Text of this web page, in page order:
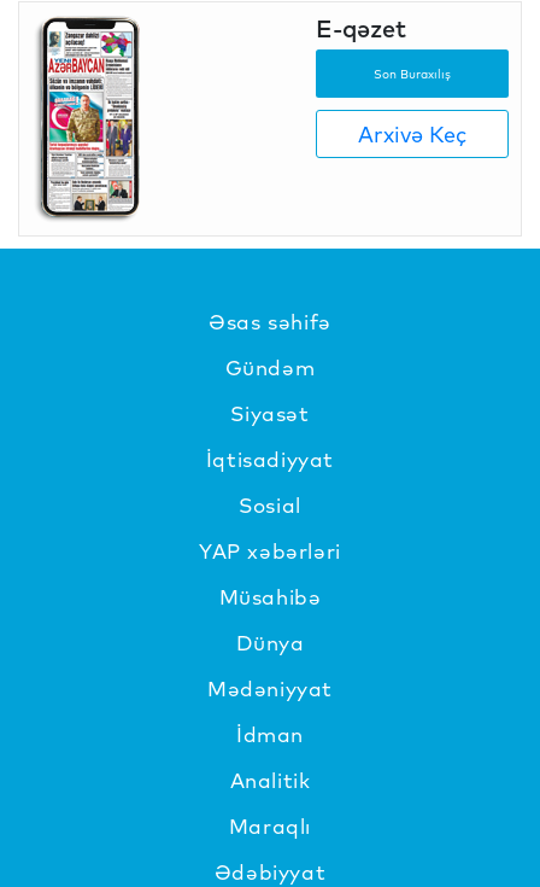
E-qəzet
Son Buraxılış
Arxivə Keç
Əsas səhifə
Gündəm
Siyasət
İqtisadiyyat
Sosial
YAP xəbərləri
Müsahibə
Dünya
Mədəniyyat
İdman
Analitik
Maraqlı
Ədəbiyyat